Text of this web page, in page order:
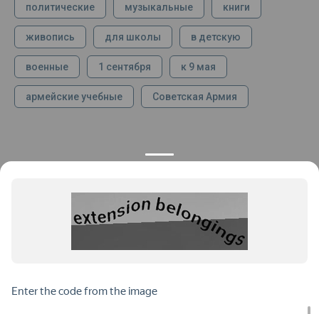
политические музыкальные книги
живопись для школы в детскую
военные 1 сентября к 9 мая
армейские учебные Советская Армия
ПРОДУКЦИЯ